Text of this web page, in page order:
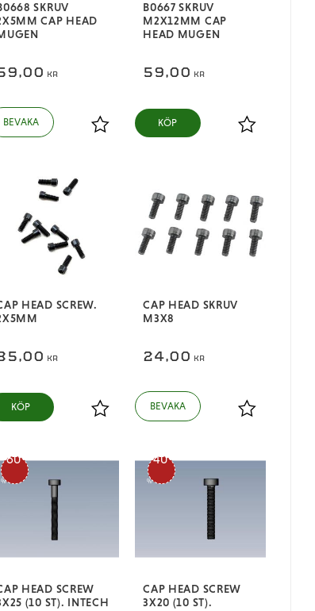
favoriter
SKRUV
CAP HEAD
KR
Lägg till i favoriter
B0667 SKRUV
M2X12MM CAP
HEAD MUGEN
59,00 KR
Lägg till i
KÖP
favoriter
HEAD SCREW.
KR
Lägg till i favoriter
KÖP
CAP HEAD SKRUV
M3X8
24,00 KR
Lägg till i
HEAD SCREW
(10 ST). INTECH
60
%
CAP HEAD SCREW
3X20 (10 ST).
40
%